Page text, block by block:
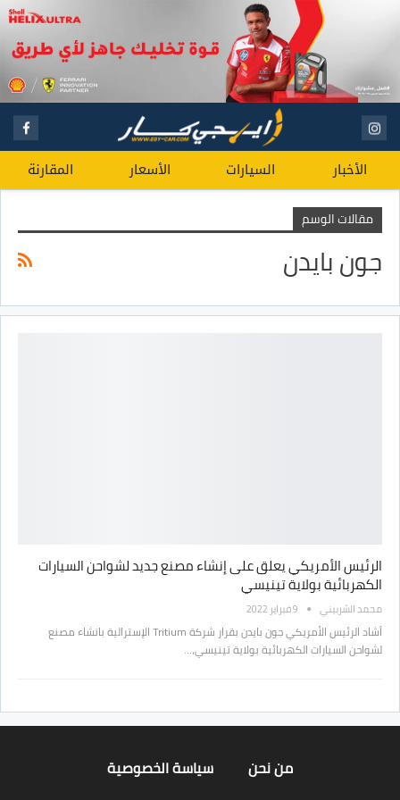
الأخبار السيارات الأسعار المقارنة
مقالات الوسم
جون بايدن
الرئيس الأمريكي يعلق على إنشاء مصنع جديد لشواحن السيارات
الكهربائية بولاية تينيسي
محمد الشربيني 9 فبراير 2022
أشاد الرئيس الأمريكي جون بايدن بقرار شركة Tritium الإسترالية بانشاء مصنع
لشواحن السيارات الكهربائية بولاية تينيسي،…
من نحن سياسة الخصوصية